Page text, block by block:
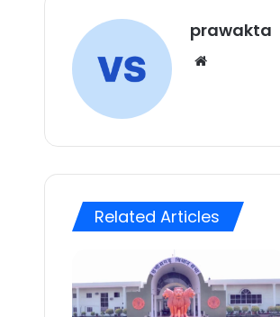
prawakta
Related Articles